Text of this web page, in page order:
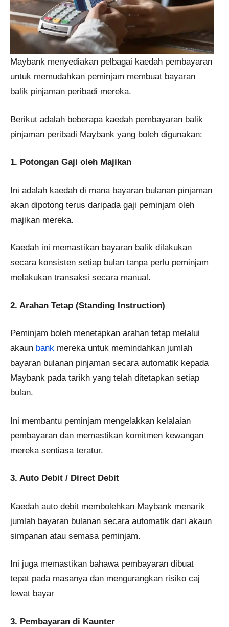
Maybank menyediakan pelbagai kaedah pembayaran
untuk memudahkan peminjam membuat bayaran
balik pinjaman peribadi mereka.
Berikut adalah beberapa kaedah pembayaran balik
pinjaman peribadi Maybank yang boleh digunakan:
1. Potongan Gaji oleh Majikan
Ini adalah kaedah di mana bayaran bulanan pinjaman
akan dipotong terus daripada gaji peminjam oleh
majikan mereka.
Kaedah ini memastikan bayaran balik dilakukan
secara konsisten setiap bulan tanpa perlu peminjam
melakukan transaksi secara manual.
2. Arahan Tetap (Standing Instruction)
Peminjam boleh menetapkan arahan tetap melalui
akaun bank mereka untuk memindahkan jumlah
bayaran bulanan pinjaman secara automatik kepada
Maybank pada tarikh yang telah ditetapkan setiap
bulan.
Ini membantu peminjam mengelakkan kelalaian
pembayaran dan memastikan komitmen kewangan
mereka sentiasa teratur.
3. Auto Debit / Direct Debit
Kaedah auto debit membolehkan Maybank menarik
jumlah bayaran bulanan secara automatik dari akaun
simpanan atau semasa peminjam.
Ini juga memastikan bahawa pembayaran dibuat
tepat pada masanya dan mengurangkan risiko caj
lewat bayar
3. Pembayaran di Kaunter